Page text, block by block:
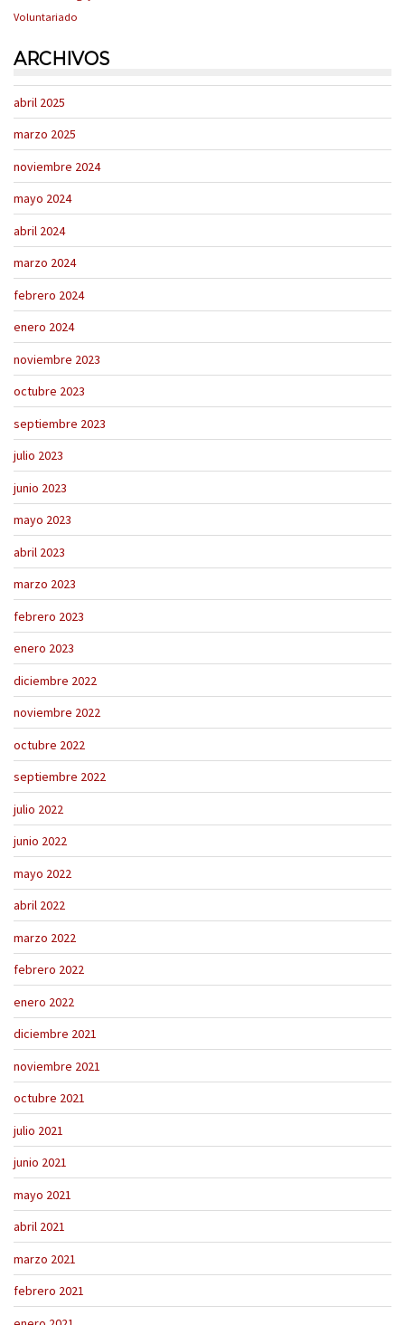
Voluntariado
ARCHIVOS
abril 2025
marzo 2025
noviembre 2024
mayo 2024
abril 2024
marzo 2024
febrero 2024
enero 2024
noviembre 2023
octubre 2023
septiembre 2023
julio 2023
junio 2023
mayo 2023
abril 2023
marzo 2023
febrero 2023
enero 2023
diciembre 2022
noviembre 2022
octubre 2022
septiembre 2022
julio 2022
junio 2022
mayo 2022
abril 2022
marzo 2022
febrero 2022
enero 2022
diciembre 2021
noviembre 2021
octubre 2021
julio 2021
junio 2021
mayo 2021
abril 2021
marzo 2021
febrero 2021